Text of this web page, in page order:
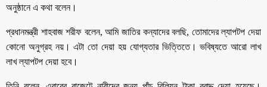
অনুষ্ঠানে এ কথা বলেন।
প্রধানমন্ত্রী শাহবাজ শরীফ বলেন, আমি জাতির কন্যাদের বলছি, তোমাদের ল্যাপটপ দেয়া
কোনো অনুগ্রহ নয়। এটা তো দেয়া হয় যোগ্যতার ভিত্তিতে। ভবিষ্যতে আরো লাখ
লাখ ল্যাপটপ দেয়া হবে।